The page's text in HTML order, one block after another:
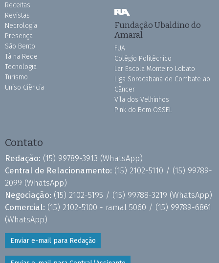
Receitas
Revistas
Necrologia
Presença
São Bento
Tá na Rede
Tecnologia
Turismo
Uniso Ciência
Fundação Ubaldino do
Amaral
FUA
Colégio Politécnico
Lar Escola Monteiro Lobato
Liga Sorocabana de Combate ao
Câncer
Vila dos Velhinhos
Pink do Bem OSSEL
Contato
Redação: (15) 99789-3913 (WhatsApp)
Central de Relacionamento: (15) 2102-5110 / (15) 99789-
2099 (WhatsApp)
Negociação: (15) 2102-5195 / (15) 99788-3219 (WhatsApp)
Comercial: (15) 2102-5100 - ramal 5060 / (15) 99789-6861
(WhatsApp)
Enviar e-mail para Redação